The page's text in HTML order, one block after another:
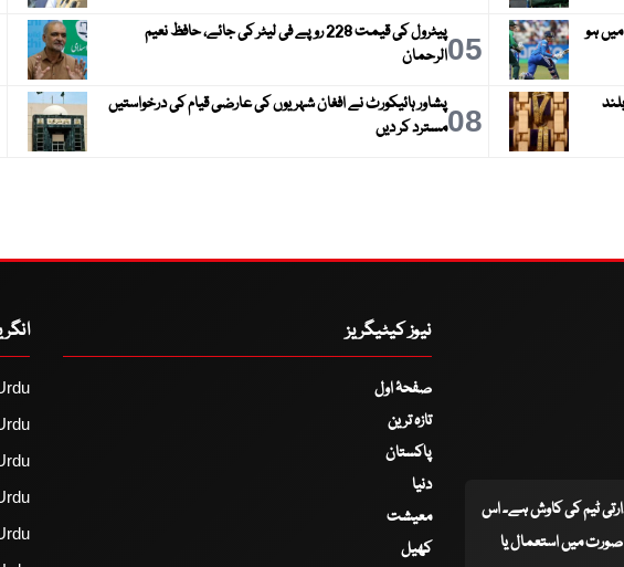
میں ہو
05
پیٹرول کی قیمت 228 روپے فی لیٹر کی جائے، حافظ نعیم
الرحمان
کی بلند
08پشاور ہائیکورٹ نے افغان شہریوں کی عارضی قیام کی درخواستیں
مسترد کر دیں
ادارتی ٹیم کی کاوش ہے۔ اس
میں استعمال یا
نیوز کیٹیگریز
صفحۂ اول
تازہ ترین
پاکستان
دنیا
معیشت
کھیل